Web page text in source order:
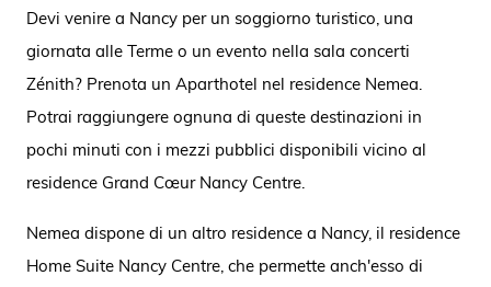
Devi venire a Nancy per un soggiorno turistico, una
giornata alle Terme o un evento nella sala concerti
Zénith? Prenota un Aparthotel nel residence Nemea.
Potrai raggiungere ognuna di queste destinazioni in
pochi minuti con i mezzi pubblici disponibili vicino al
residence Grand Cœur Nancy Centre.
Nemea dispone di un altro residence a Nancy, il residence
Home Suite Nancy Centre, che permette anch'esso di